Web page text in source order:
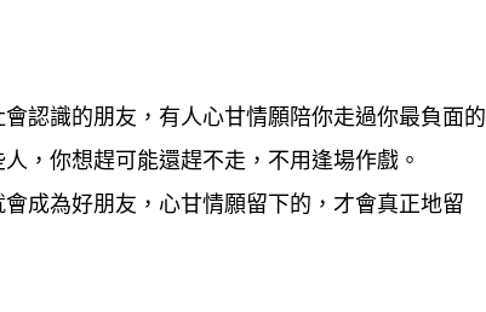
認識的朋友，有人心甘情願陪你走過你最負面的
，你想趕可能還趕不走，不用逢場作戲。
成為好朋友，心甘情願留下的，才會真正地留